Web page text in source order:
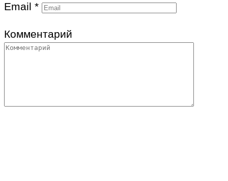
Email *
Комментарий